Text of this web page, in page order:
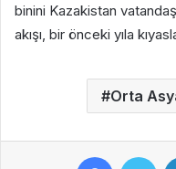
binini Kazakistan
akışı, bir önceki yıla
Orta